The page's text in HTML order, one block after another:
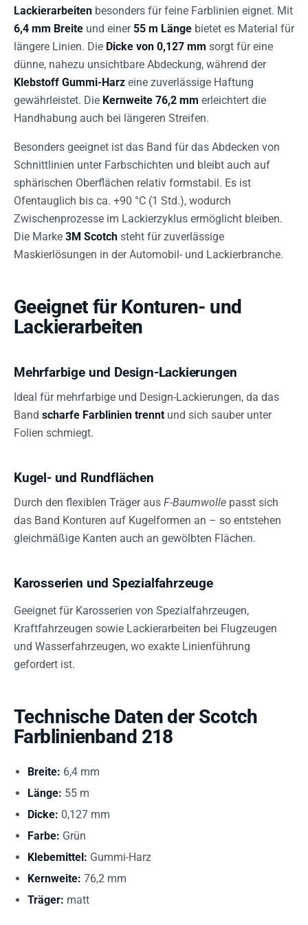
Lackierarbeiten besonders für feine Farblinien eignet. Mit
6,4 mm Breite und einer55 m Länge bietet es Material für
längere Linien. Die Dicke von 0,127 mm sorgt für eine
dünne, nahezu unsichtbare Abdeckung, während der
Klebstoff Gummi-Harz eine zuverlässige Haftung
gewährleistet. Die Kernweite 76,2 mm erleichtert die
Handhabung auch bei längeren Streifen.
Besonders geeignet ist das Band für das Abdecken von
Schnittlinien unter Farbschichten und bleibt auch auf
sphärischen Oberflächen relativ formstabil. Es ist
Ofentauglich bis ca. +90 °C (1 Std.), wodurch
Zwischenprozesse im Lackierzyklus ermöglicht bleiben.
Die Marke 3M Scotch steht für zuverlässige
Maskierlösungen in der Automobil- und Lackierbranche.
Geeignet für Konturen- und
Lackierarbeiten
Mehrfarbige und Design-Lackierungen
Ideal für mehrfarbige und Design-Lackierungen, da das
Band scharfe Farblinien trennt und sich sauber unter
Folien schmiegt.
Kugel- und Rundflächen
Durch den flexiblen Träger aus F-Baumwolle passt sich
das Band Konturen auf Kugelformen an – so entstehen
gleichmäßige Kanten auch an gewölbten Flächen.
Karosserien und Spezialfahrzeuge
Geeignet für Karosserien von Spezialfahrzeugen,
Kraftfahrzeugen sowie Lackierarbeiten bei Flugzeugen
und Wasserfahrzeugen, wo exakte Linienführung
gefordert ist.
Technische Daten der Scotch
Farblinienband 218
Breite: 6,4 mm
Länge: 55 m
Dicke: 0,127 mm
Farbe: Grün
Klebemittel: Gummi-Harz
Kernweite: 76,2 mm
Träger: matt